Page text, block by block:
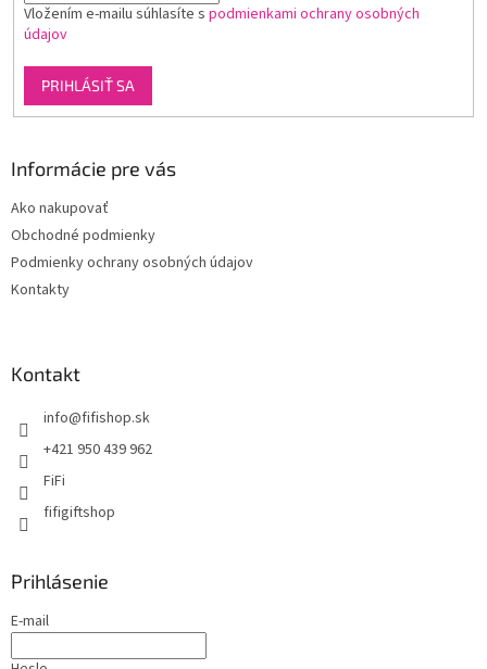
p
Vložením e-mailu súhlasíte s podmienkami ochrany osobných
údajov
PRIHLÁSIŤ SA
Informácie pre vás
Ako nakupovať
Obchodné podmienky
Podmienky ochrany osobných údajov
Kontakty
Kontakt
info@fifishop.sk
+421 950 439 962
FiFi
fifigiftshop
Prihlásenie
E-mail